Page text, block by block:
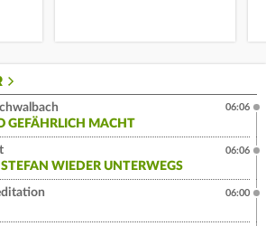
GEFÄHRLICH MACHT
06:06
WIEDER UNTERWEGS
06:06
06:00